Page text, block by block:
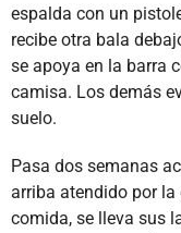
espalda con un
recibe otra bala
se apoya en la barra
camisa. Los demás
suelo.
Pasa dos semanas
arriba atendido por la
comida, se lleva sus